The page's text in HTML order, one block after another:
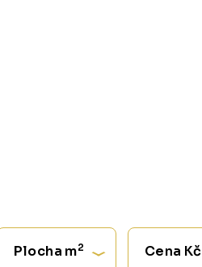
Plocha m2 Cena Kč